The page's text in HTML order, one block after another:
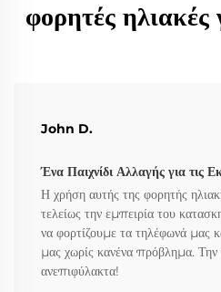
φορητές ηλιακές
John D.
Ένα Παιχνίδι Αλλαγής για τις
Η χρήση αυτής της φορητής
τελείως την εμπειρία του
να φορτίζουμε τα τηλέφωνά μας
μας χωρίς κανένα πρόβλημα. Την
ανεπιφύλακτα!